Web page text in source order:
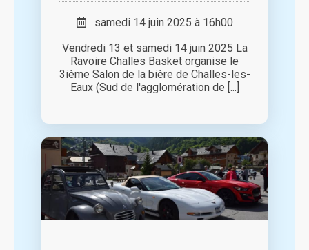
samedi 14 juin 2025 à 16h00
Vendredi 13 et samedi 14 juin 2025 La
Ravoire Challes Basket organise le
3ième Salon de la bière de Challes-les-
Eaux (Sud de l'agglomération de [...]